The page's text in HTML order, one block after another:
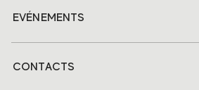
EVÉNEMENTS
CONTACTS